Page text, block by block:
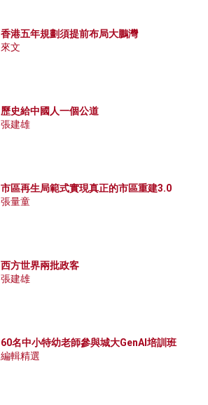
香港五年規劃須提前布局大鵬灣
來文
歷史給中國人一個公道
張建雄
市區再生局範式實現真正的市區重建3.0
張量童
西方世界兩批政客
張建雄
60名中小特幼老師參與城大GenAI培訓班
編輯精選